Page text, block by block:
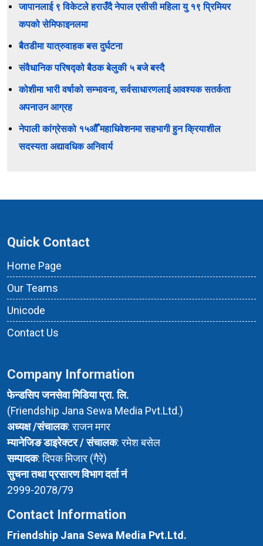
जापानलाई ९ विकेटले हराउँदै नेपाल एसीसी महिला यु १९ प्रिमियर
कपको सेमिफाइनलमा
बैतडीमा यात्रुवाहक बस दुर्घटना
संवैधानिक परिषद्को बैठक बेलुकी ५ बजे बस्दै
कोशीमा भारी वर्षाको सम्भावना, सर्वसाधारणलाई आवश्यक सतर्कता
अपनाउन आग्रह
नेपाली कांग्रेसको १५औँ महाधिवेशनमा सहभागी हुन क्रियाशील
सदस्यता अद्यावधिक अनिवार्य
Quick Contact
Home Page
Our Teams
Unicode
Contact Us
Company Information
फेन्डसिप जनसेवा मिडिया प्रा. लि.
(Friendship Jana Sewa Media Pvt.Ltd.)
अध्यक्ष /संचालक: राजन मगर
म्यानेजिङ डाइरेक्टर / संचालक: रमेश बसेल
सम्पादक: दिपक मिजार (गैरे)
सुचना तथा प्रसारण विभाग दर्ता नं
2999-2078/79
Contact Information
Friendship Jana Sewa Media Pvt.Ltd.